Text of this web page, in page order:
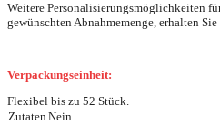
Weitere Personalisierungsmöglichkeiten
gewünschten Abnahmemenge, erhalten
Verpackungseinheit:
Flexibel bis zu 52 Stück.
ZutatenNein